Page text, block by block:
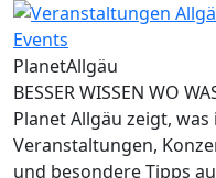
PlanetAllgäu
BESSER WISSEN WO
Planet Allgäu zeigt,
Veranstaltungen,
und besondere Tipps